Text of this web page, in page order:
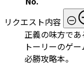
リクエスト内容
正義の味方で
トーリーのゲ
必勝攻略本。